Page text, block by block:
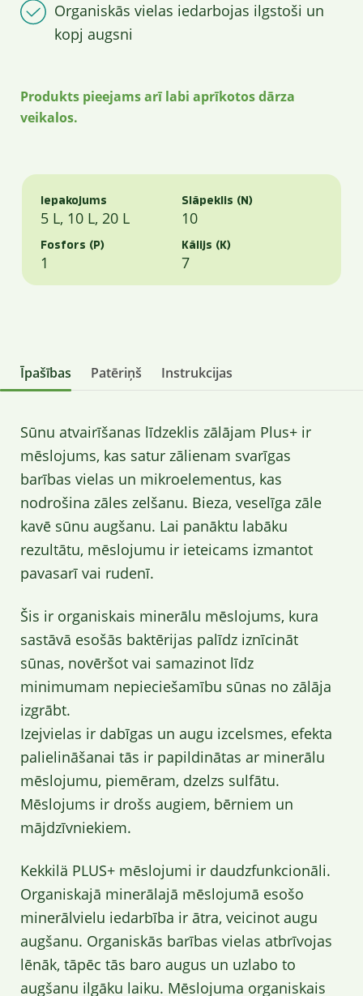
Organiskās vielas iedarbojas ilgstoši un
kopj augsni
Produkts pieejams arī labi aprīkotos dārza
veikalos.
Iepakojums
5 L, 10 L, 20 L
Slāpeklis (N)
10
Fosfors (P)
1
Kālijs (K)
7
Īpašības Patēriņš Instrukcijas
Sūnu atvairīšanas līdzeklis zālājam Plus+ ir
mēslojums, kas satur zālienam svarīgas
barības vielas un mikroelementus, kas
nodrošina zāles zelšanu. Bieza, veselīga zāle
kavē sūnu augšanu. Lai panāktu labāku
rezultātu, mēslojumu ir ieteicams izmantot
pavasarī vai rudenī.
Šis ir organiskais minerālu mēslojums, kura
sastāvā esošās baktērijas palīdz iznīcināt
sūnas, novēršot vai samazinot līdz
minimumam nepieciešamību sūnas no zālāja
izgrābt.
Izejvielas ir dabīgas un augu izcelsmes, efekta
palielināšanai tās ir papildinātas ar minerālu
mēslojumu, piemēram, dzelzs sulfātu.
Mēslojums ir drošs augiem, bērniem un
mājdzīvniekiem.
Kekkilä PLUS+ mēslojumi ir daudzfunkcionāli.
Organiskajā minerālajā mēslojumā esošo
minerālvielu iedarbība ir ātra, veicinot augu
augšanu. Organiskās barības vielas atbrīvojas
lēnāk, tāpēc tās baro augus un uzlabo to
augšanu ilgāku laiku. Mēslojuma organiskais